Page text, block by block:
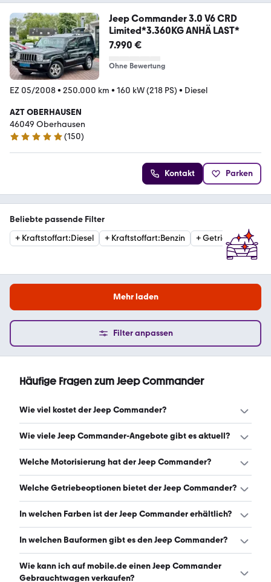
Jeep Commander 3.0 V6 CRD
Limited*3.360KG ANHÄ LAST*
7.990 €
Ohne Bewertung
EZ 05/2008• 250.000 km • 160 kW (218 PS) • Diesel
AZT OBERHAUSEN
46049 Oberhausen
4.8 Sterne
(150)
Kontakt Parken
Beliebte passende Filter
+ Kraftstoffart:Diesel + Kraftstoffart:Benzin +Getriebe:
Mehr laden
Filter anpassen
Häufige Fragen zum Jeep Commander
Wie viel kostet der Jeep Commander?
Ein guter Preis für einen Jeep Commander liegt zwischen
Wie viele Jeep Commander-Angebote gibt es aktuell?
Es gibt insgesamt 50 Jeep Commander bei mobile.de,
Welche Motorisierung hat der Jeep Commander?
Der Jeep Commander hat Leistungen zwischen 218 und
Welche Getriebeoptionen bietet der Jeep Commander?
Der Jeep Commander ist mit automatischem und
In welchen Farben ist der Jeep Commander erhältlich?
Den Jeep Commander gibt es in folgenden Farben:
häufigste Farbe ist schwarz. (Stand: 7.8.2026)
In welchen Bauformen gibt es den Jeep Commander?
Den Jeep Commander gibt es in folgenden Bauformen:
SUV. (Stand: 7.8.2026)
Wie kann ich auf mobile.de einen Jeep Commander
Gebrauchtwagen verkaufen?